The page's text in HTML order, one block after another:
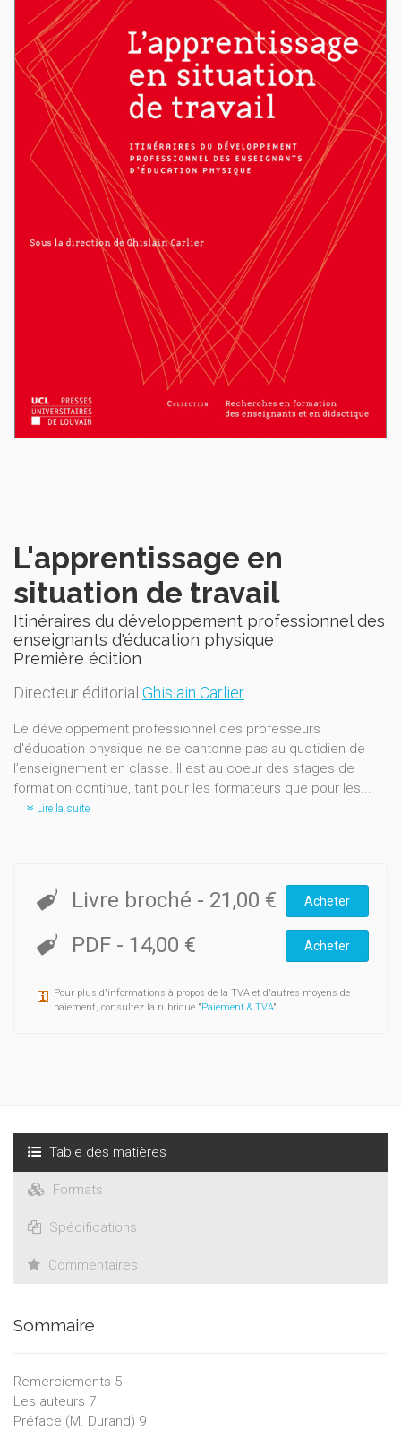
L'apprentissage en
situation de travail
Itinéraires du développement professionnel des
enseignants d'éducation physique
Première édition
Directeur éditorial Ghislain Carlier
Le développement professionnel des professeurs
d'éducation physique ne se cantonne pas au quotidien de
l’enseignement en classe. Il est au coeur des stages de
formation continue, tant pour les formateurs que pour les...
Lire la suite
Livre broché - 21,00 € Acheter
PDF - 14,00 € Acheter
Pour plus d'informations à propos de la TVA et d'autres moyens de
paiement, consultez la rubrique "Paiement & TVA".
Table des matières
Formats
Spécifications
Commentaires
Sommaire
Remerciements 5
Les auteurs 7
Préface (M. Durand) 9